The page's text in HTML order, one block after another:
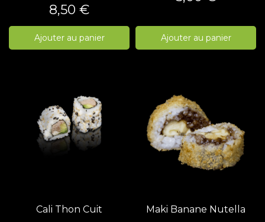
Prix
8,50 €
Ajouter au panier Ajouter au panier
Cali Thon Cuit Maki Banane Nutella